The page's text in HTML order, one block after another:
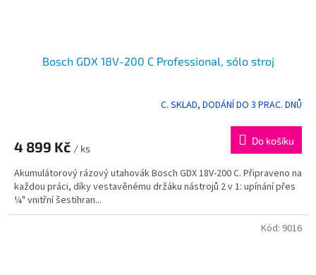
Bosch GDX 18V-200 C Professional, sólo stroj
C. SKLAD, DODÁNÍ DO 3 PRAC. DNŮ
4 899 Kč / ks
Do košíku
Akumulátorový rázový utahovák Bosch GDX 18V-200 C. Připraveno na
každou práci, díky vestavěnému držáku nástrojů 2 v 1: upínání přes
¼" vnitřní šestihran...
Kód: 9016